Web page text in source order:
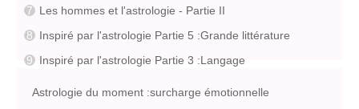
Les hommes et l'astrologie - Partie II
Inspiré par l'astrologie Partie 5 :Grande littérature
Inspiré par l'astrologie Partie 3 :Langage
Astrologie du moment :surcharge émotionnelle